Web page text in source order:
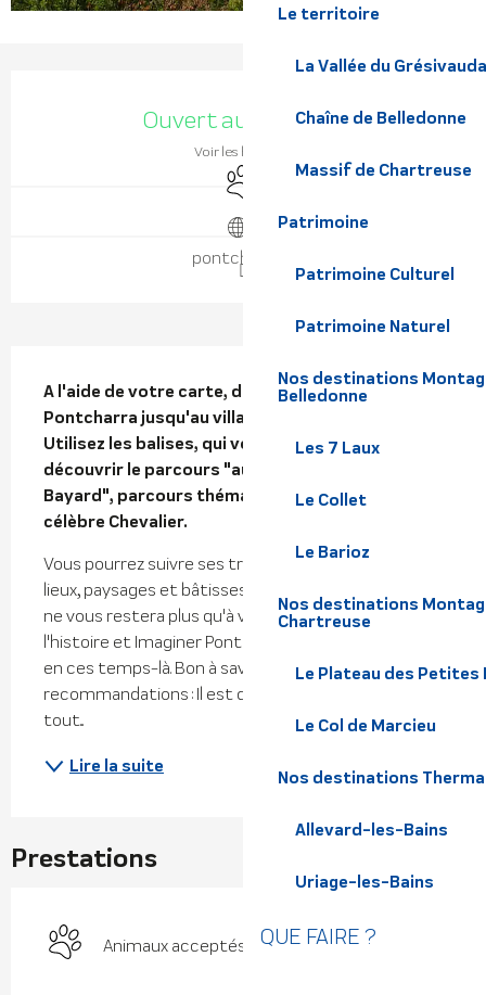
Le territoire
La Vallée du
Chaîne de Belledonne
Massif de Chartreuse
Patrimoine
Patrimoine Culturel
Patrimoine Naturel
Nos destinations
Belledonne
Les 7 Laux
Le Collet
Le Barioz
Nos destinations
Chartreuse
Le Plateau des Petites
Le Col de Marcieu
Nos destinations
Allevard-les-Bains
Uriage-les-Bains
QUE FAIRE ?
Ouvert aujourd'hui
Voir les horaires
Animaux acceptés
pontcharra.fr
Description
A l'aide de votre carte, déplacez -vous depuis
Pontcharra jusqu'au village de Saint Maximin.
Utilisez les balises, qui vous permettront de
découvrir le parcours "au temps du Chevalier
Bayard", parcours thématique sur la vie du
célèbre Chevalier.
Vous pourrez suivre ses traces et retrouver les
lieux, paysages et bâtisses qui lui étaient familiers. Il
ne vous restera plus qu'à vous immerger dans
l'histoire et Imaginer Pontcharra et Saint-Maximin
en ces temps-là. Bon à savoir Quelques
recommandations : Il est de la responsabilité de
tout...
Lire la suite
Prestations
Animaux acceptés